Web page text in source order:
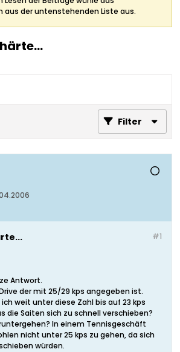
aus der untenstehenden Liste aus.
Filter
#1
Antwort.
Drive der mit 25/29 kps angegeben ist.
weit unter diese Zahl bis auf 23 kps
die Saiten sich zu schnell verschieben?
In einem Tennisgeschäft
nicht unter 25 kps zu gehen, da sich
würden.